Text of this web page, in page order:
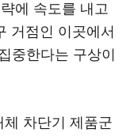
에 속도를 내고
거점인 이곳에서
중한다는 구상이
체 차단기 제품군